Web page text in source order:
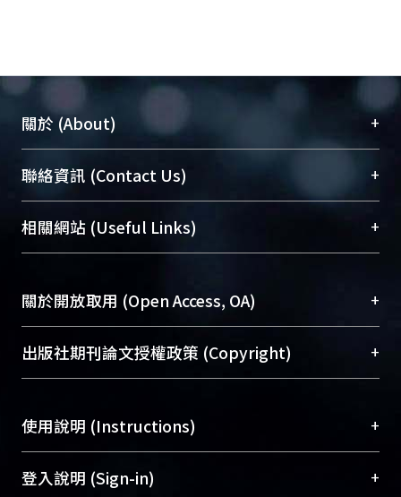
關於 (About) +
臺大位居世界頂尖大學之列，為永久珍藏及向國際
展現本校豐碩的研究成果及學術能量，圖書館整合
機構典藏（NTUR）與學術庫（AH）不同功能平
台，成為臺大學術典藏NTU scholars。期能整合研
成果。
To permanently archive and promote researcher
profiles and scholarly works, Library integrates the
services of “NTU Repository” with “Academic
聯絡資訊 (Contact Us) +
總館學科館員(Main Library)
醫學圖書館學科館員(Medical Library)
Sciences Library)
相關網站 (Useful Links) +
關於開放取用 (Open Access, OA) +
開放取用是從使用者角度提升資訊取用性的社會運
動，應用在學術研究上是透過將研究著作公開供使
用逐年攀升。同時可加速研究發展、提升研究影響
Archive）平台。 （點選深入了解OA）
出版社期刊論文授權政策 (Copyright) +
含部分內容的版權非匯入者所有，或由第三方贊
助與合作完成，請確認該版權所有者及第三方同
意提供此授權。
使用說明 (Instructions) +
網站簡介(Quickstart Guide)
登入說明 (Sign-in) +